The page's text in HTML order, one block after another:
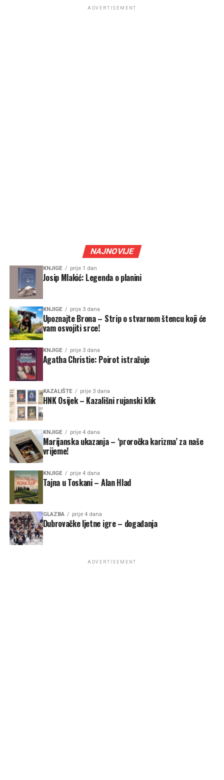
ADVERTISEMENT
NAJNOVIJE
KNJIGE prije 1 dan
Josip Mlakić: Legenda o planini
KNJIGE prije 3 dana
Upoznajte Brona – Strip o stvarnom štencu koji će
vam osvojiti srce!
KNJIGE prije 3 dana
Agatha Christie: Poirot istražuje
KAZALIŠTE prije 3 dana
HNK Osijek – Kazališni rujanski klik
KNJIGE prije 4 dana
Marijanska ukazanja – ‘proročka karizma’ za naše
vrijeme!
KNJIGE prije 4 dana
Tajna u Toskani – Alan Hlad
GLAZBA prije 4 dana
Dubrovačke ljetne igre – događanja
ADVERTISEMENT